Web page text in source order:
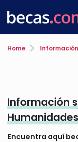
Home
Información
Humanidades
Encuentra aquí